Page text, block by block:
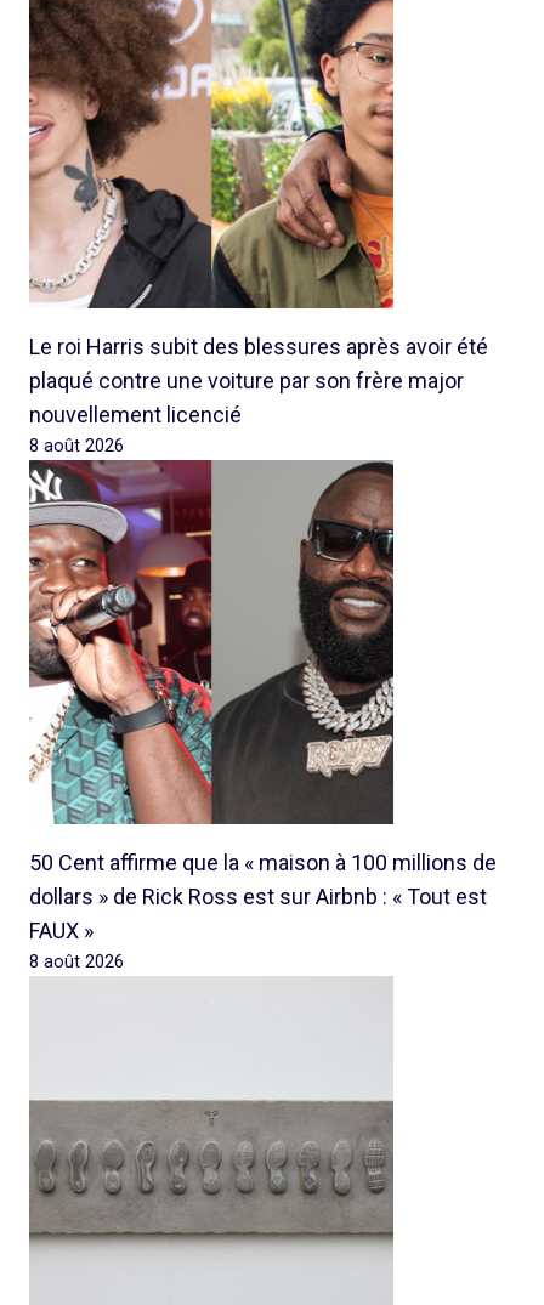
Le roi Harris subit des blessures après avoir été
plaqué contre une voiture par son frère major
nouvellement licencié
8 août 2026
50 Cent affirme que la « maison à 100 millions de
dollars » de Rick Ross est sur Airbnb : « Tout est
FAUX »
8 août 2026